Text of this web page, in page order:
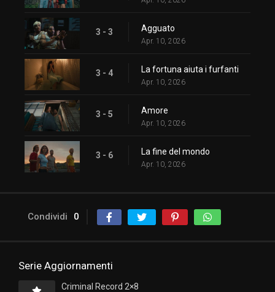
3 - 3 Agguato
Apr. 10, 2026
3 - 4 La fortuna aiuta i furfanti
Apr. 10, 2026
3 - 5 Amore
Apr. 10, 2026
3 - 6 La fine del mondo
Apr. 10, 2026
Condividi 0
Serie Aggiornamenti
Criminal Record 2×8